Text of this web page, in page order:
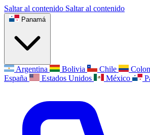
Saltar al contenido Saltar al contenido
Panamá
Argentina Bolivia Chile
España
Estados Unidos México